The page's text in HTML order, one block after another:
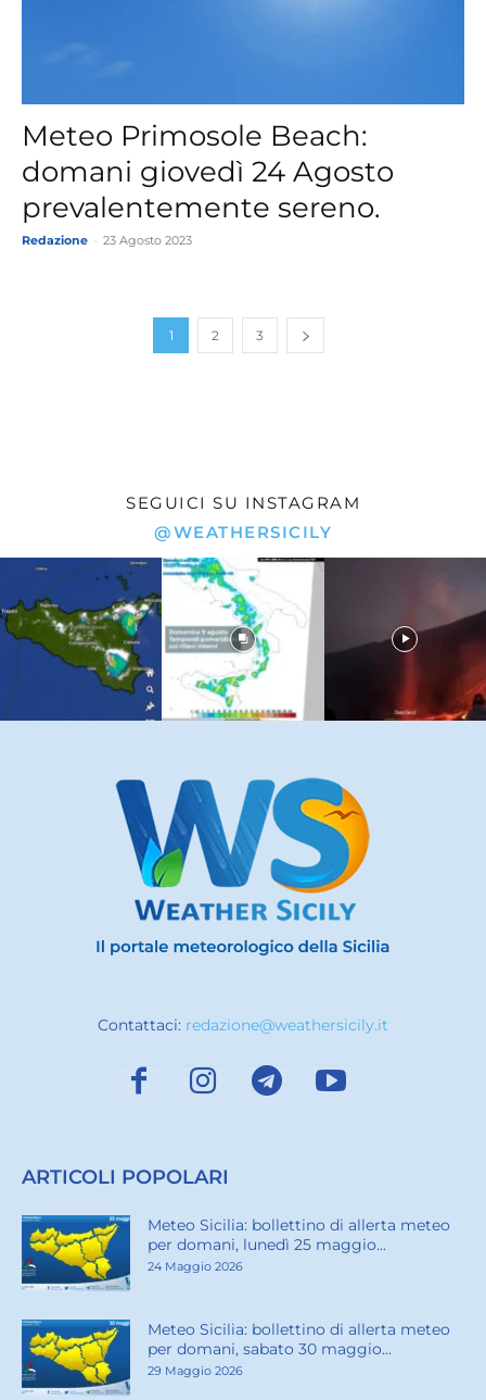
Meteo Primosole Beach:
domani giovedì 24 Agosto
prevalentemente sereno.
Redazione 23 Agosto 2023
1 2 3
SEGUICI SU INSTAGRAM
@WEATHERSICILY
Contattaci: redazione@weathersicily.it
ARTICOLI POPOLARI
Meteo Sicilia: bollettino di allerta meteo
per domani, lunedì 25 maggio...
24 Maggio 2026
Meteo Sicilia: bollettino di allerta meteo
per domani, sabato 30 maggio...
29 Maggio 2026